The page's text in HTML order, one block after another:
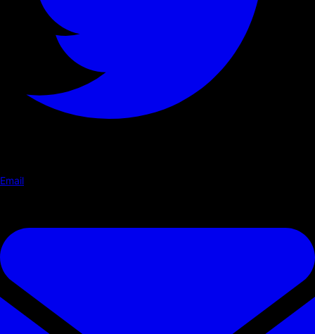
Email